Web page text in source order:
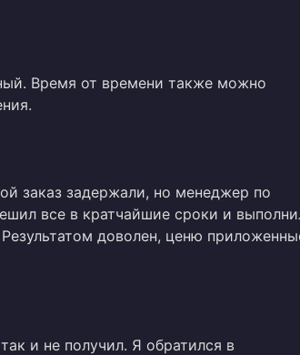
Время от времени также можно
заказ задержали, но менеджер по
все в кратчайшие сроки и
доволен, ценю
и не получил. Я обратился в